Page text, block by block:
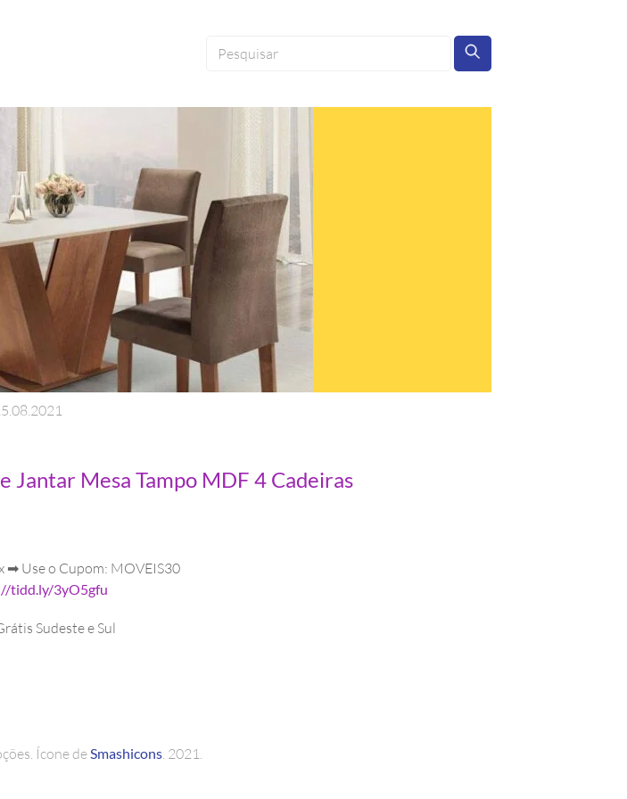
.08.2021
Jantar Mesa Tampo MDF 4 Cadeiras
➡ Use o Cupom: MOVEIS30
tidd.ly/3yO5gfu
Sudeste e Sul
Ícone deSmashicons. 2021.